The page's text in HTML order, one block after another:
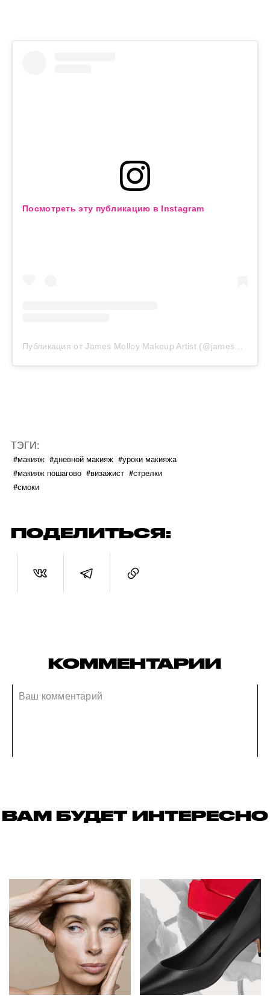
Посмотреть эту публикацию в Instagram
Публикация от James Molloy Makeup Artist (@jamesmolloymakeupartist)
ТЭГИ:
#макияж #дневной макияж #уроки макияжа
#макияж пошагово #визажист #стрелки
#смоки
ПОДЕЛИТЬСЯ:
КОММЕНТАРИИ
ВАМ БУДЕТ ИНТЕРЕСНО